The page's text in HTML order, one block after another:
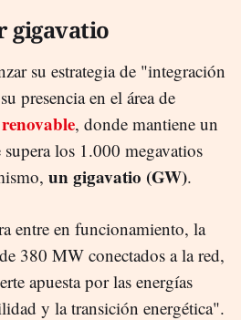
gigavatio
su estrategia de "integración
presencia en el área de
renovable, donde mantiene un
los 1.000 megavatios
un gigavatio (GW).
entre en funcionamiento, la
380 MW conectados a la red,
apuesta por las energías
y la transición energética".